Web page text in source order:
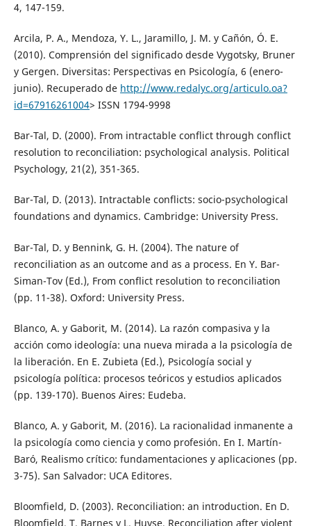
4, 147-159.
Arcila, P. A., Mendoza, Y. L., Jaramillo, J. M. y Cañón, Ó. E.
(2010). Comprensión del significado desde Vygotsky, Bruner
y Gergen. Diversitas: Perspectivas en Psicología, 6 (enero-
junio). Recuperado de http://www.redalyc.org/articulo.oa?
id=67916261004> ISSN 1794-9998
Bar-Tal, D. (2000). From intractable conflict through conflict
resolution to reconciliation: psychological analysis. Political
Psychology, 21(2), 351-365.
Bar-Tal, D. (2013). Intractable conflicts: socio-psychological
foundations and dynamics. Cambridge: University Press.
Bar-Tal, D. y Bennink, G. H. (2004). The nature of
reconciliation as an outcome and as a process. En Y. Bar-
Siman-Tov (Ed.), From conflict resolution to reconciliation
(pp. 11-38). Oxford: University Press.
Blanco, A. y Gaborit, M. (2014). La razón compasiva y la
acción como ideología: una nueva mirada a la psicología de
la liberación. En E. Zubieta (Ed.), Psicología social y
psicología política: procesos teóricos y estudios aplicados
(pp. 139-170). Buenos Aires: Eudeba.
Blanco, A. y Gaborit, M. (2016). La racionalidad inmanente a
la psicología como ciencia y como profesión. En I. Martín-
Baró, Realismo crítico: fundamentaciones y aplicaciones (pp.
3-75). San Salvador: UCA Editores.
Bloomfield, D. (2003). Reconciliation: an introduction. En D.
Bloomfield, T. Barnes y L. Huyse, Reconciliation after violent